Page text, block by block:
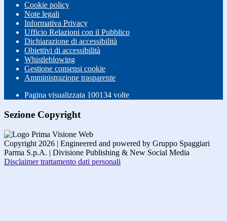
Cookie policy
Note legali
Informativa Privacy
Ufficio Relazioni con il Pubblico
Dichiarazione di accessibilità
Obiettivi di accessibilità
Whistleblowing
Gestione consensi cookie
Amministrazione trasparente
Pagina visualizzata 100134 volte
Sezione Copyright
Copyright 2026 | Engineered and powered by Gruppo Spaggiari
Parma S.p.A. | Divisione Publishing & New Social Media
Disclaimer trattamento dati personali